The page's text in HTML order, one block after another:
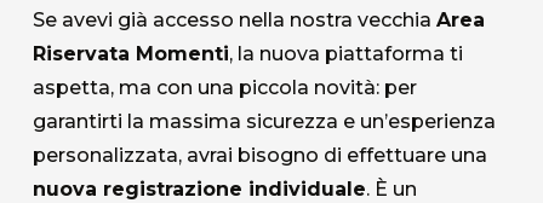
Se avevi già accesso nella nostra vecchia Area
Riservata Momenti, la nuova piattaforma ti
aspetta, ma con una piccola novità: per
garantirti la massima sicurezza e un’esperienza
personalizzata, avrai bisogno di effettuare una
nuova registrazione individuale. È un